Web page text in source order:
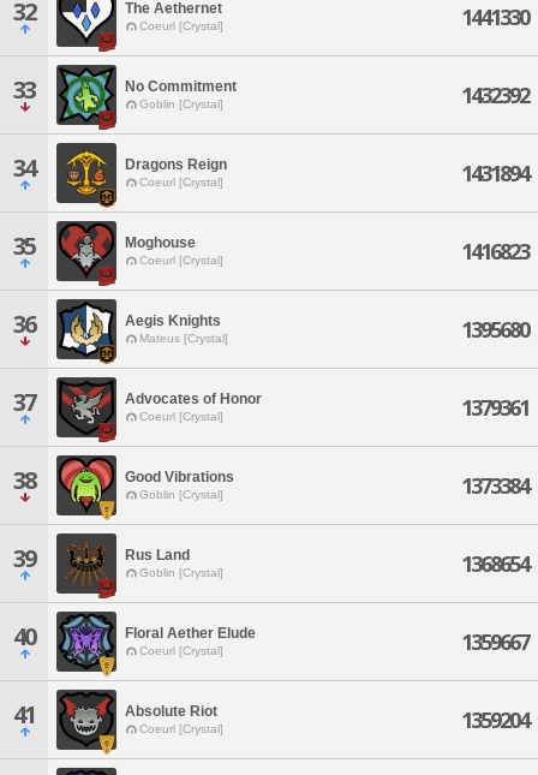
32 The Aethernet
Coeurl [Crystal] 1441330
33 No Commitment
Goblin [Crystal] 1432392
34 Dragons Reign
Coeurl [Crystal] 1431894
35 Moghouse
Coeurl [Crystal] 1416823
36 Aegis Knights
Mateus [Crystal] 1395680
37 Advocates of Honor
Coeurl [Crystal] 1379361
38 Good Vibrations
Goblin [Crystal] 1373384
39 Rus Land
Goblin [Crystal] 1368654
40 Floral Aether Elude
Coeurl [Crystal] 1359667
41 Absolute Riot
Coeurl [Crystal] 1359204